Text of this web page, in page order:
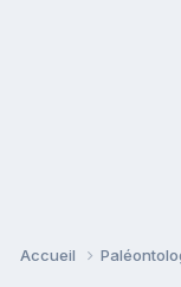
Accueil